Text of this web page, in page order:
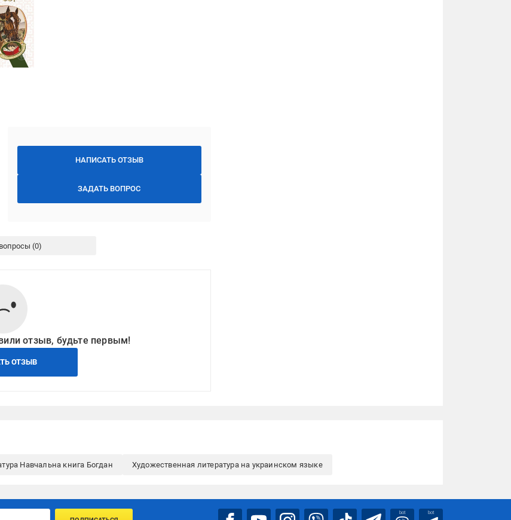
НАПИСАТЬ ОТЗЫВ
ЗАДАТЬ ВОПРОС
вопросы
отзыв, будьте первым!
ОТЗЫВ
Навчальна книга Богдан Художественная литература на украинском языке
bot bot